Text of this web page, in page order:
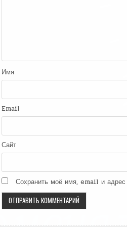
Имя
Email
Сайт
Сохранить моё имя, email и